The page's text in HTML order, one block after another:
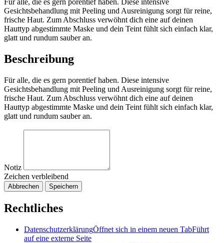
Für alle, die es gern porentief haben. Diese intensive
Gesichtsbehandlung mit Peeling und Ausreinigung sorgt für reine,
frische Haut. Zum Abschluss verwöhnt dich eine auf deinen
Hauttyp abgestimmte Maske und dein Teint fühlt sich einfach klar,
glatt und rundum sauber an.
Beschreibung
Für alle, die es gern porentief haben. Diese intensive
Gesichtsbehandlung mit Peeling und Ausreinigung sorgt für reine,
frische Haut. Zum Abschluss verwöhnt dich eine auf deinen
Hauttyp abgestimmte Maske und dein Teint fühlt sich einfach klar,
glatt und rundum sauber an.
Notiz
Zeichen verbleibend
Abbrechen Speichern
Rechtliches
DatenschutzerklärungÖffnet sich in einem neuen TabFührt
auf eine externe Seite